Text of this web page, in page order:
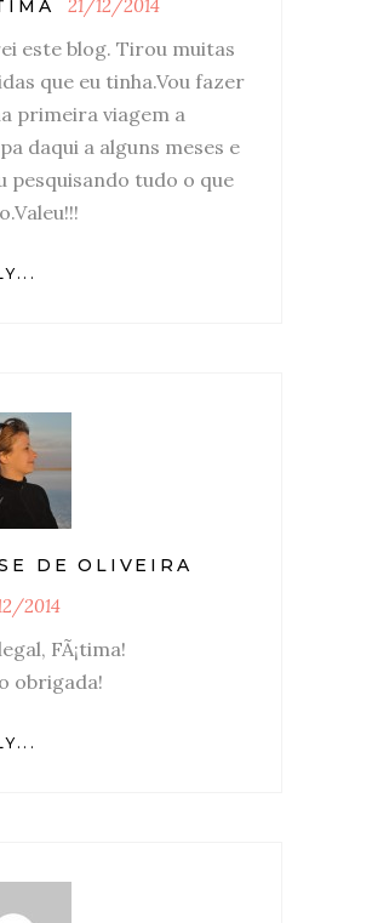
21/12/2014
este blog. Tirou muitas
que eu tinha.Vou fazer
primeira viagem a
daqui a alguns meses e
pesquisando tudo o que
DE OLIVEIRA
2014
FÃ¡tima!
obrigada!